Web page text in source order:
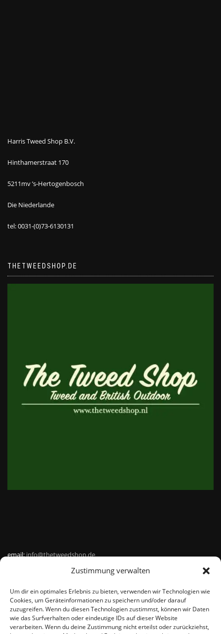
Zustimmung verwalten
Um dir ein optimales Erlebnis zu bieten, verwenden wir Technologien wie
Cookies, um Geräteinformationen zu speichern und/oder darauf
zuzugreifen. Wenn du diesen Technologien zustimmst, können wir Daten
wie das Surfverhalten oder eindeutige IDs auf dieser Website
verarbeiten. Wenn du deine Zustimmung nicht erteilst oder zurückziehst,
Harris Tweed Shop B.V.
Hinthamerstraat 170
5211mv ’s-Hertogenbosch
Die Niederlande
tel: 0031-(0)73-6130131
THETWEEDSHOP.DE
email:info@thetweedshop.de
Kvk Nummer: 88959732
MWSnr: NL864836247B01